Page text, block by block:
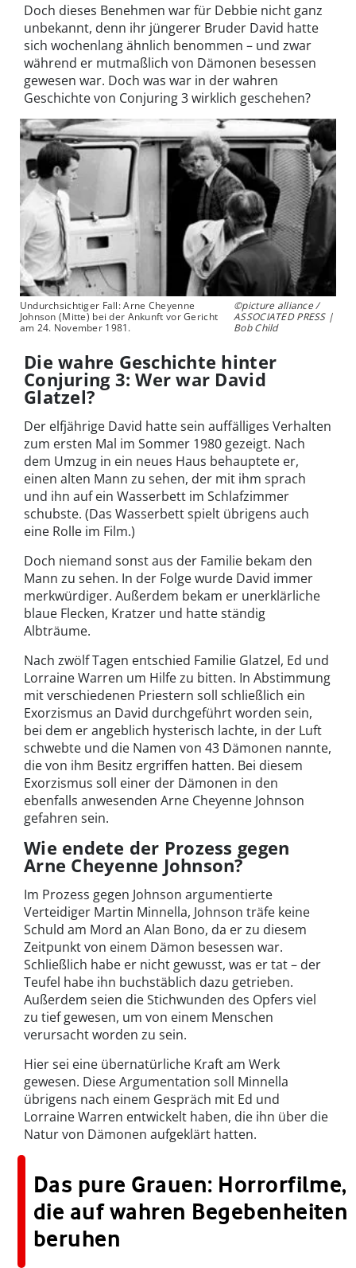
Doch dieses Benehmen war für Debbie nicht ganz
unbekannt, denn ihr jüngerer Bruder David hatte
sich wochenlang ähnlich benommen – und zwar
während er mutmaßlich von Dämonen besessen
gewesen war. Doch was war in der wahren
Geschichte von Conjuring 3 wirklich geschehen?
Undurchsichtiger Fall: Arne Cheyenne
Johnson (Mitte) bei der Ankunft vor Gericht
am 24. November 1981.
©picture alliance /
ASSOCIATED PRESS |
Bob Child
Die wahre Geschichte hinter
Conjuring 3: Wer war David
Glatzel?
Der elfjährige David hatte sein auffälliges Verhalten
zum ersten Mal im Sommer 1980 gezeigt. Nach
dem Umzug in ein neues Haus behauptete er,
einen alten Mann zu sehen, der mit ihm sprach
und ihn auf ein Wasserbett im Schlafzimmer
schubste. (Das Wasserbett spielt übrigens auch
eine Rolle im Film.)
Doch niemand sonst aus der Familie bekam den
Mann zu sehen. In der Folge wurde David immer
merkwürdiger. Außerdem bekam er unerklärliche
blaue Flecken, Kratzer und hatte ständig
Albträume.
Nach zwölf Tagen entschied Familie Glatzel, Ed und
Lorraine Warren um Hilfe zu bitten. In Abstimmung
mit verschiedenen Priestern soll schließlich ein
Exorzismus an David durchgeführt worden sein,
bei dem er angeblich hysterisch lachte, in der Luft
schwebte und die Namen von 43 Dämonen nannte,
die von ihm Besitz ergriffen hatten. Bei diesem
Exorzismus soll einer der Dämonen in den
ebenfalls anwesenden Arne Cheyenne Johnson
gefahren sein.
Wie endete der Prozess gegen
Arne Cheyenne Johnson?
Im Prozess gegen Johnson argumentierte
Verteidiger Martin Minnella, Johnson träfe keine
Schuld am Mord an Alan Bono, da er zu diesem
Zeitpunkt von einem Dämon besessen war.
Schließlich habe er nicht gewusst, was er tat – der
Teufel habe ihn buchstäblich dazu getrieben.
Außerdem seien die Stichwunden des Opfers viel
zu tief gewesen, um von einem Menschen
verursacht worden zu sein.
Hier sei eine übernatürliche Kraft am Werk
gewesen. Diese Argumentation soll Minnella
übrigens nach einem Gespräch mit Ed und
Lorraine Warren entwickelt haben, die ihn über die
Natur von Dämonen aufgeklärt hatten.
Das pure Grauen: Horrorfilme,
die auf wahren Begebenheiten
beruhen